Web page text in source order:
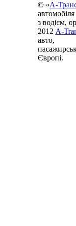
© «А-
автомобіля
з водієм,
2012 A-
авто,
Європі.